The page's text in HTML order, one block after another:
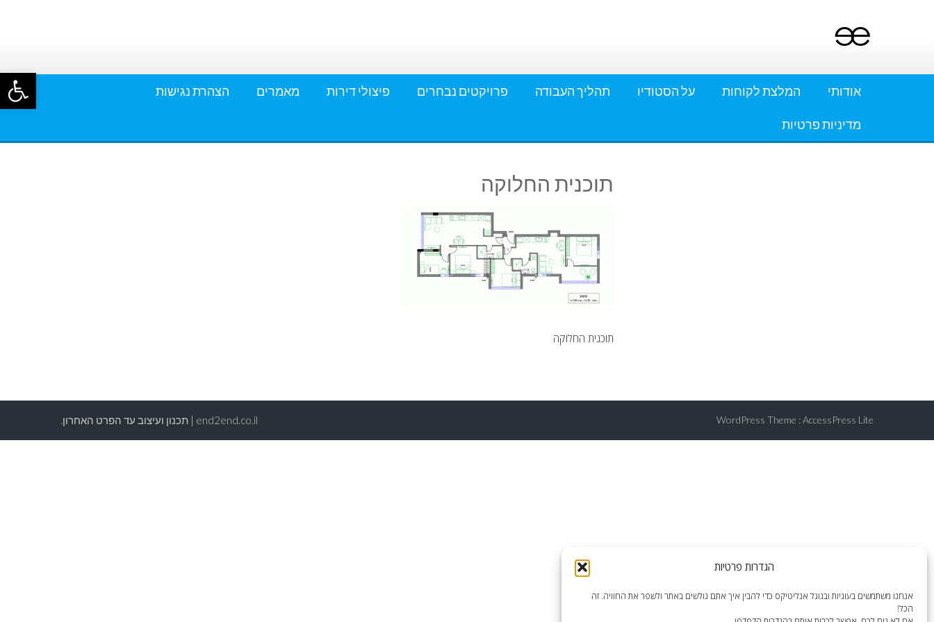
פתח
הגדרות פרטיות
אנחנו משתמשים בעוגיות ובגוגל אנליטיקס כדי להבין איך אתם גולשים באתר ולשפר את החוויה. זה
הכל!
אודותי המלצת לקוחות על הסטודיו תהליך העבודה פרויקטים נבחרים פיצולי דירות מאמרים הצהרת נגישות
מדיניות פרטיות
תוכנית החלוקה
תוכנית החלוקה
end2end.co.il | תכנון ועיצוב עד הפרט האחרון. WordPress Theme :AccessPress Lite